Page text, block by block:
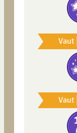
Vaut
Vaut